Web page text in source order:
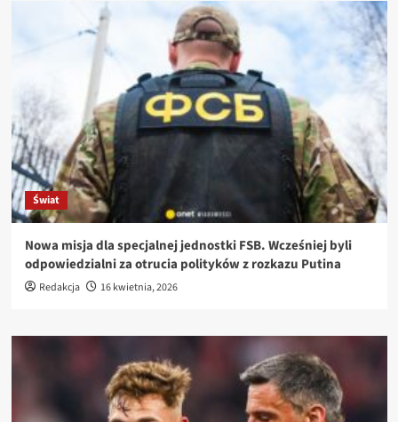
Świat
Nowa misja dla specjalnej jednostki FSB. Wcześniej byli
odpowiedzialni za otrucia polityków z rozkazu Putina
Redakcja 16 kwietnia, 2026